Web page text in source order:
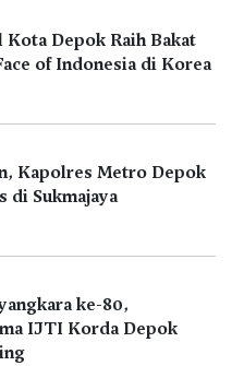
Kota Depok Raih Bakat
of Indonesia di Korea
Kapolres Metro Depok
di Sukmajaya
ke-80,
IJTI Korda Depok